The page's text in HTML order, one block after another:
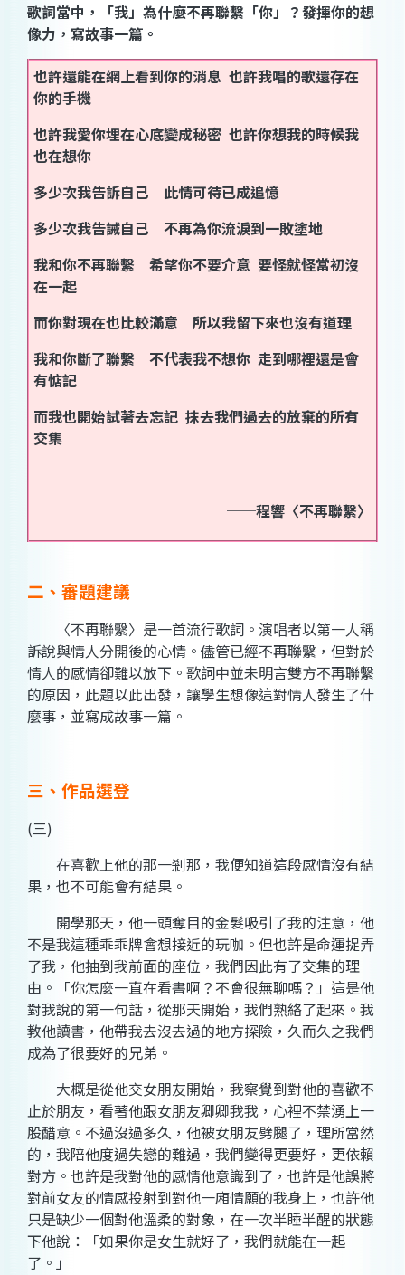
歌詞當中，「我」為什麼不再聯繫「你」？發揮你的想
像力，寫故事一篇。
也許還能在網上看到你的消息 也許我唱的歌還存在
你的手機
也許我愛你埋在心底變成秘密 也許你想我的時候我
也在想你
多少次我告訴自己 此情可待已成追憶
多少次我告誡自己 不再為你流淚到一敗塗地
我和你不再聯繫 希望你不要介意 要怪就怪當初沒
在一起
而你對現在也比較滿意 所以我留下來也沒有道理
我和你斷了聯繫 不代表我不想你 走到哪裡還是會
有惦記
而我也開始試著去忘記 抹去我們過去的放棄的所有
交集
──程響〈不再聯繫〉
二、審題建議
〈不再聯繫〉是一首流行歌詞。演唱者以第一人稱
訴說與情人分開後的心情。儘管已經不再聯繫，但對於
情人的感情卻難以放下。歌詞中並未明言雙方不再聯繫
的原因，此題以此出發，讓學生想像這對情人發生了什
麼事，並寫成故事一篇。
三、作品選登
(三)
在喜歡上他的那一剎那，我便知道這段感情沒有結
果，也不可能會有結果。
開學那天，他一頭奪目的金髮吸引了我的注意，他
不是我這種乖乖牌會想接近的玩咖。但也許是命運捉弄
了我，他抽到我前面的座位，我們因此有了交集的理
由。「你怎麼一直在看書啊？不會很無聊嗎？」這是他
對我說的第一句話，從那天開始，我們熟絡了起來。我
教他讀書，他帶我去沒去過的地方探險，久而久之我們
成為了很要好的兄弟。
大概是從他交女朋友開始，我察覺到對他的喜歡不
止於朋友，看著他跟女朋友卿卿我我，心裡不禁湧上一
股醋意。不過沒過多久，他被女朋友劈腿了，理所當然
的，我陪他度過失戀的難過，我們變得更要好，更依賴
對方。也許是我對他的感情他意識到了，也許是他誤將
對前女友的情感投射到對他一廂情願的我身上，也許他
只是缺少一個對他溫柔的對象，在一次半睡半醒的狀態
下他說：「如果你是女生就好了，我們就能在一起
了。」